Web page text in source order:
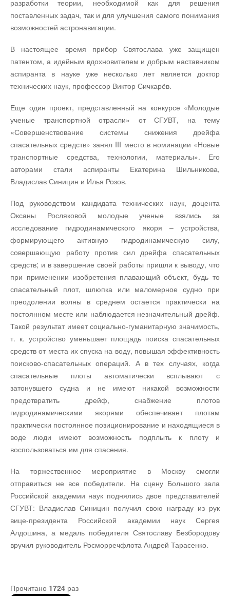
разработки теории, необходимой как для решения
поставленных задач, так и для улучшения самого понимания
возможностей астронавигации.
В настоящее время прибор Святослава уже защищен
патентом, а идейным вдохновителем и добрым наставником
аспиранта в науке уже несколько лет является доктор
технических наук, профессор Виктор Сичкарёв.
Еще один проект, представленный на конкурсе «Молодые
ученые транспортной отрасли» от СГУВТ, на тему
«Совершенствование системы снижения дрейфа
спасательных средств» занял III место в номинации «Новые
транспортные средства, технологии, материалы». Его
авторами стали аспиранты Екатерина Шильникова,
Владислав Синицин и Илья Розов.
Под руководством кандидата технических наук, доцента
Оксаны Росляковой молодые ученые взялись за
исследование гидродинамического якоря – устройства,
формирующего активную гидродинамическую силу,
совершающую работу против сил дрейфа спасательных
средств; и в завершение своей работы пришли к выводу, что
при применении изобретения плавающий объект, будь то
спасательный плот, шлюпка или маломерное судно при
преодолении волны в среднем остается практически на
постоянном месте или наблюдается незначительный дрейф.
Такой результат имеет социально-гуманитарную значимость,
т. к. устройство уменьшает площадь поиска спасательных
средств от места их спуска на воду, повышая эффективность
поисково-спасательных операций. А в тех случаях, когда
спасательные плоты автоматически всплывают с
затонувшего судна и не имеют никакой возможности
предотвратить дрейф, снабжение плотов
гидродинамическими якорями обеспечивает плотам
практически постоянное позиционирование и находящиеся в
воде люди имеют возможность подплыть к плоту и
воспользоваться им для спасения.
На торжественное мероприятие в Москву смогли
отправиться не все победители. На сцену Большого зала
Российской академии наук поднялись двое представителей
СГУВТ: Владислав Синицин получил свою награду из рук
вице-президента Российской академии наук Сергея
Алдошина, а медаль победителя Святославу Безбородову
вручил руководитель Росморречфлота Андрей Тарасенко.
Прочитано 1724 раз